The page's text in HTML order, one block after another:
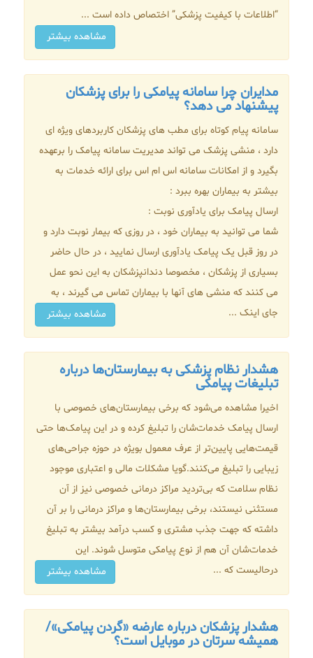
“اطلاعات با کیفیت پزشکی” اختصاص داده است ...
مشاهده بیشتر
مدایران چرا سامانه پیامکی را برای پزشکان
پیشنهاد می دهد؟
سامانه پیام کوتاه برای مطب های پزشکان کاربردهای ویژه ای
دارد ، منشی پزشک می تواند مدیریت سامانه پیامک را برعهده
بگیرد و از امکانات سامانه اس ام اس برای ارائه خدمات به
بیشتر به بیماران بهره ببرد :
ارسال پیامک برای یادآوری نوبت :
شما می توانید به بیماران خود ، در روزی که بیمار نوبت دارد و
در روز قبل یک پیامک یادآوری ارسال نمایید ، در حال حاضر
بسیاری از پزشکان ، مخصوصا دندانپزشکان به این نحو عمل
می کنند که منشی های آنها با بیماران تماس می گیرند ، به
جای اینک ...
مشاهده بیشتر
هشدار نظام پزشکی به بیمارستان‌ها درباره
تبلیغات پیامکی
اخیرا مشاهده می‌شود که برخی بیمارستان‌های خصوصی با
ارسال پیامک خدمات‌شان را تبلیغ کرده و در این پیامک‌ها حتی
قیمت‌هایی پایین‌تر از عرف معمول بویژه در حوزه جراحی‌های
زیبایی را تبلیغ می‌کنند.گویا مشکلات مالی و اعتباری موجود
نظام سلامت که بی‌تردید مراکز درمانی خصوصی نیز از آن
مستثنی نیستند، برخی بیمارستان‌ها و مراکز درمانی را بر آن
داشته که جهت جذب مشتری و کسب درآمد بیشتر به تبلیغ
خدمات‌شان آن هم از نوع پیامکی متوسل شوند. این
درحالیست که ...
مشاهده بیشتر
هشدار پزشکان درباره عارضه «گردن پیامکی»/
همیشه سرتان در موبایل است؟